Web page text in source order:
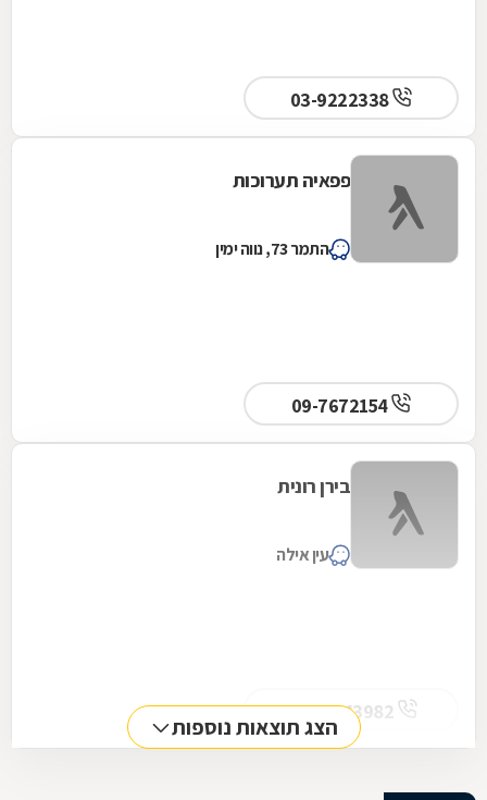
03-9222338
פפאיה תערוכות
התמר 73, נווה ימין
09-7672154
בירן רונית
עין אילה
הצג תוצאות נוספות